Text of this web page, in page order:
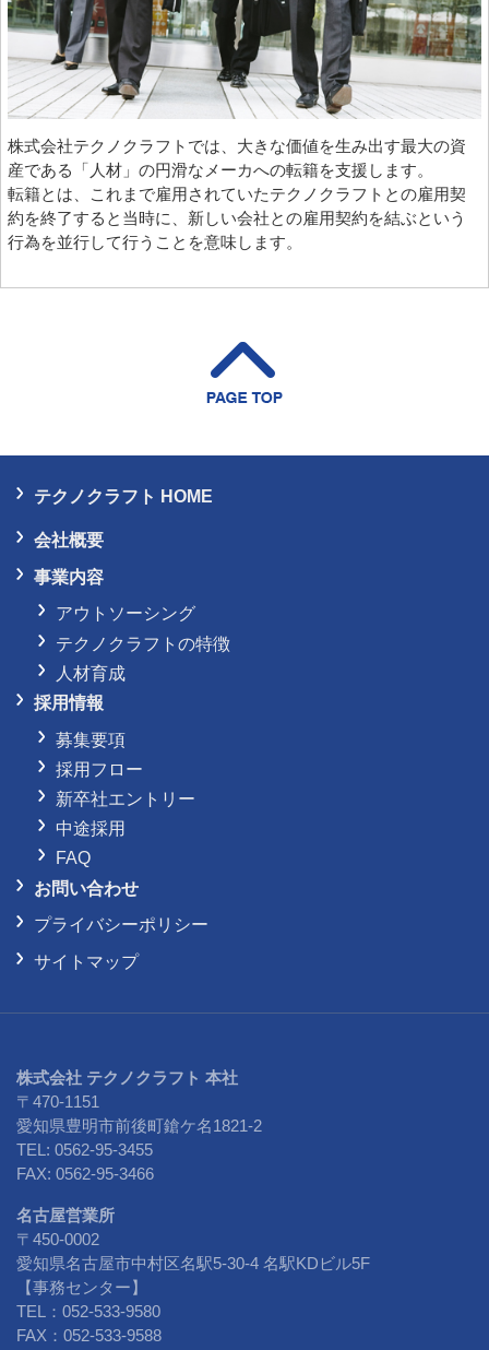
株式会社テクノクラフトでは、大きな価値を生み出す最大の資
産である「人材」の円滑なメーカへの転籍を支援します。
転籍とは、これまで雇用されていたテクノクラフトとの雇用契
約を終了すると当時に、新しい会社との雇用契約を結ぶという
行為を並行して行うことを意味します。
テクノクラフト HOME
会社概要
事業内容
アウトソーシング
テクノクラフトの特徴
人材育成
採用情報
募集要項
採用フロー
新卒社エントリー
中途採用
FAQ
お問い合わせ
プライバシーポリシー
サイトマップ
株式会社 テクノクラフト 本社
〒470-1151
愛知県豊明市前後町鎗ケ名1821-2
TEL: 0562-95-3455
FAX: 0562-95-3466
名古屋営業所
〒450-0002
愛知県名古屋市中村区名駅5-30-4 名駅KDビル5F
【事務センター】
TEL：052-533-9580
FAX：052-533-9588